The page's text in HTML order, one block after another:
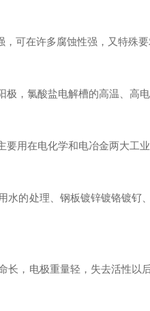
在许多腐蚀性强，又特殊要
，氯酸盐电解槽的高温、高电
用在电化学和电冶金两大工业
的处理、钢板镀锌镀铬镀钌
，电极重量轻，失去活性以